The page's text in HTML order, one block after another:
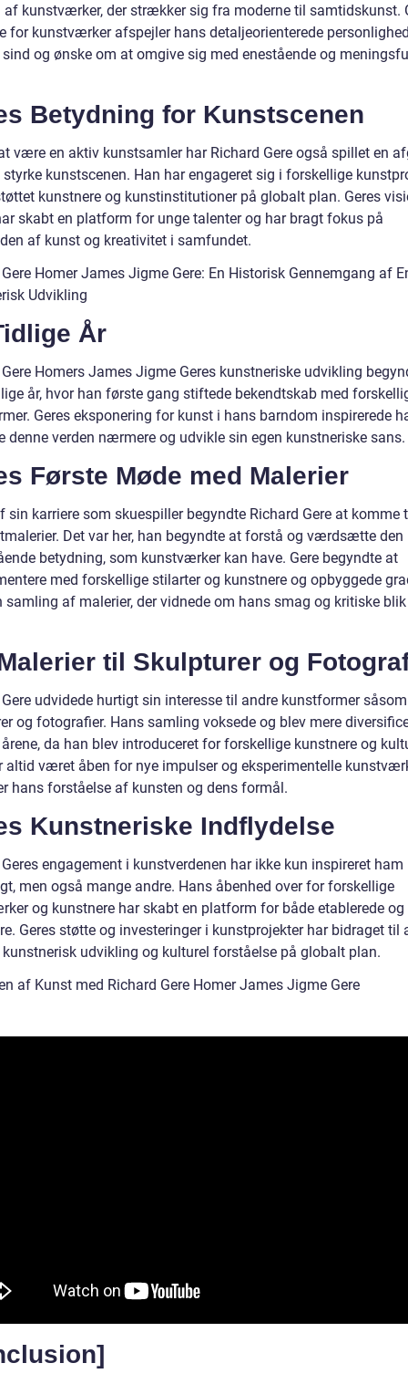
kunstværker, der strækker sig fra moderne til samtidskunst.
for kunstværker afspejler hans detaljeorienterede
og ønske om at omgive sig med enestående og
Betydning for Kunstscenen
være en aktiv kunstsamler har Richard Gere også spillet en
kunstscenen. Han har engageret sig i forskellige
kunstnere og kunstinstitutioner på globalt plan. Geres
skabt en platform for unge talenter og har bragt fokus på
af kunst og kreativitet i samfundet.
Homer James Jigme Gere: En Historisk Gennemgang af
Udvikling
År
Homers James Jigme Geres kunstneriske udvikling
år, hvor han første gang stiftede bekendtskab med
Geres eksponering for kunst i hans barndom inspirerede
denne verden nærmere og udvikle sin egen kunstneriske sans.
Første Møde med Malerier
sin karriere som skuespiller begyndte Richard Gere at komme
Det var her, han begyndte at forstå og værdsætte den
betydning, som kunstværker kan have. Gere begyndte at
med forskellige stilarter og kunstnere og opbyggede
samling af malerier, der vidnede om hans smag og kritiske
til Skulpturer og
udvidede hurtigt sin interesse til andre kunstformer såsom
og fotografier. Hans samling voksede og blev mere
da han blev introduceret for forskellige kunstnere og
altid været åben for nye impulser og eksperimentelle
hans forståelse af kunsten og dens formål.
Kunstneriske Indflydelse
engagement i kunstverdenen har ikke kun inspireret ham
men også mange andre. Hans åbenhed over for forskellige
og kunstnere har skabt en platform for både etablerede og
Geres støtte og investeringer i kunstprojekter har bidraget til
udvikling og kulturel forståelse på globalt plan.
af Kunst med Richard Gere Homer James Jigme Gere